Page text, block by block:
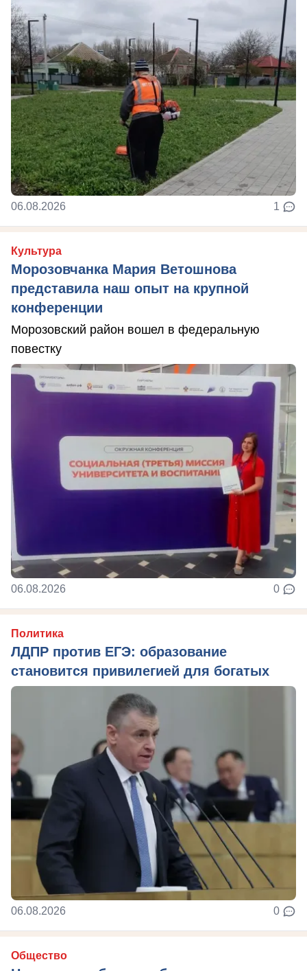
06.08.2026 1
Культура
Морозовчанка Мария Ветошнова
представила наш опыт на крупной
конференции
Морозовский район вошел в федеральную
повестку
06.08.2026 0
Политика
ЛДПР против ЕГЭ: образование
становится привилегией для богатых
06.08.2026 0
Общество